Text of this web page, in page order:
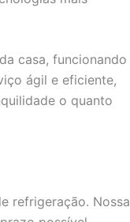
casa, funcionando
ágil e eficiente,
o quanto
refrigeração. Nossa